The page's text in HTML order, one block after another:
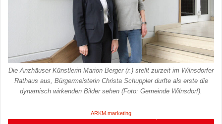
Die Anzhäuser Künstlerin Marion Berger (r.) stellt zurzeit im Wilnsdorfer
Rathaus aus, Bürgermeisterin Christa Schuppler durfte als erste die
dynamisch wirkenden Bilder sehen (Foto: Gemeinde Wilnsdorf).
ARKM.marketing